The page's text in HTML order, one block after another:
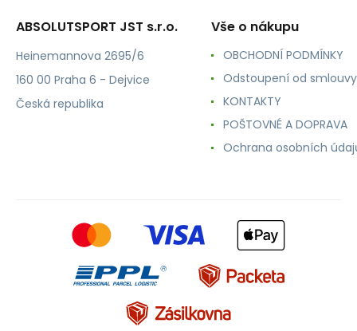
ABSOLUTSPORT JST s.r.o.
Heinemannova 2695/6
160 00 Praha 6 - Dejvice
Česká republika
Vše o nákupu
OBCHODNÍ PODMÍNKY
Odstoupení od smlouvy
KONTAKTY
POŠTOVNÉ A DOPRAVA
Ochrana osobních